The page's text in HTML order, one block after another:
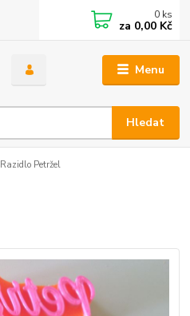
Menu
Hledat
0 ks
za 0,00 Kč
Razidlo Petržel